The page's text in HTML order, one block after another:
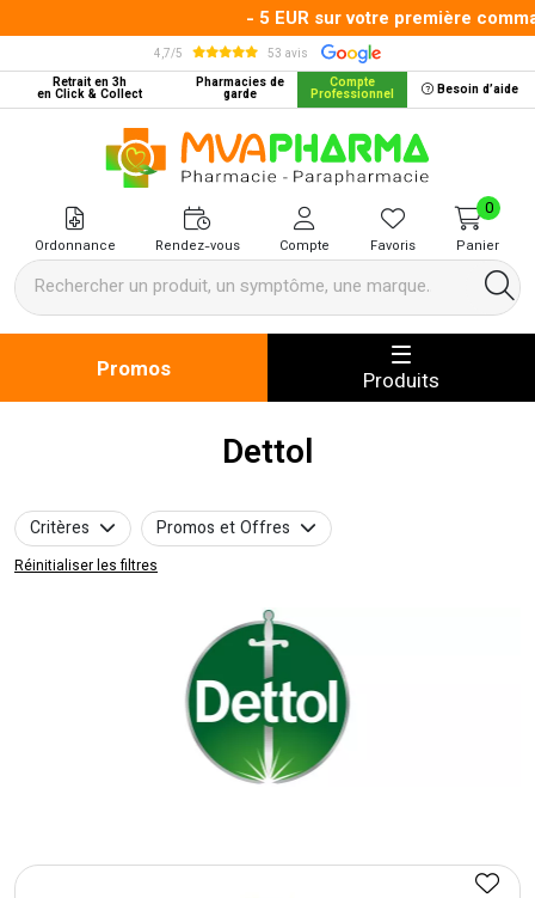
- 5 EUR sur votre première
4,7/5
53 avis
Retrait en 3h
en Click & Collect
Pharmacies de
garde
Compte
Professionnel Besoin d’aide
MVA Pharma Votre pharmacie
Ordonnance Rendez-vous Compte Favoris Panier
0
Promos Produits
Dettol
Critères Promos et Offres
Réinitialiser les filtres